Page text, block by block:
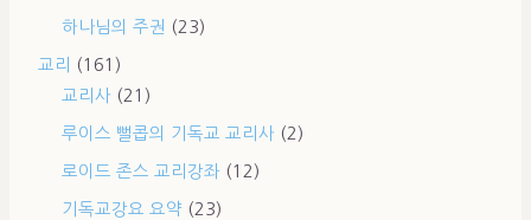
하나님의 주권 (23)
교리
(161)
교리사 (21)
루이스 뻘콥의 기독교 교리사 (2)
로이드 존스 교리강좌 (12)
기독교강요 요약 (23)